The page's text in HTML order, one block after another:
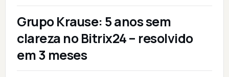
Grupo Krause: 5 anos sem
clareza no Bitrix24 – resolvido
em 3 meses